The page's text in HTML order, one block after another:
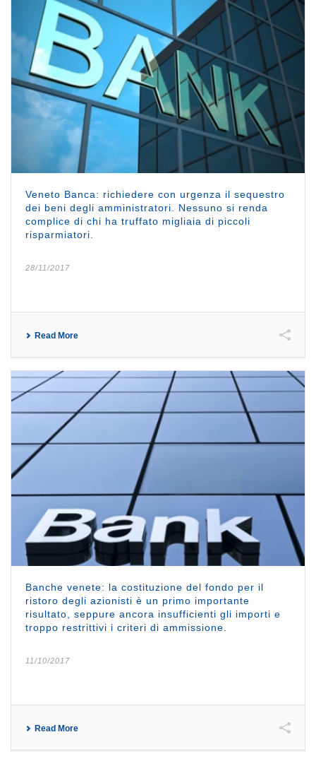
Veneto Banca: richiedere con urgenza il sequestro
dei beni degli amministratori. Nessuno si renda
complice di chi ha truffato migliaia di piccoli
risparmiatori.
28/11/2017
Read More
Banche venete: la costituzione del fondo per il
ristoro degli azionisti è un primo importante
risultato, seppure ancora insufficienti gli importi e
troppo restrittivi i criteri di ammissione.
11/10/2017
Read More